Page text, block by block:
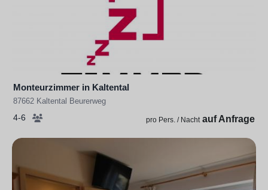
Monteurzimmer in Kaltental
87662 Kaltental Beurerweg
4-6 pro Pers. / Nacht auf Anfrage